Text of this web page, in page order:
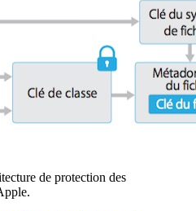
de protection des